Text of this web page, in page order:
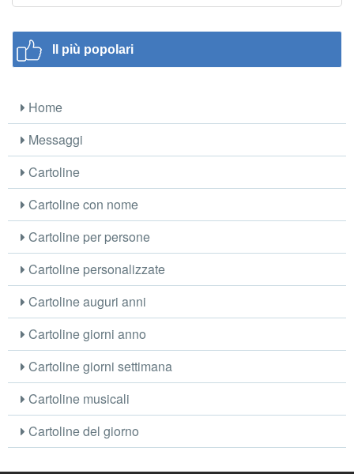
Il più popolari
Home
Messaggi
Cartoline
Cartoline con nome
Cartoline per persone
Cartoline personalizzate
Cartoline auguri anni
Cartoline giorni anno
Cartoline giorni settimana
Cartoline musicali
Cartoline del giorno